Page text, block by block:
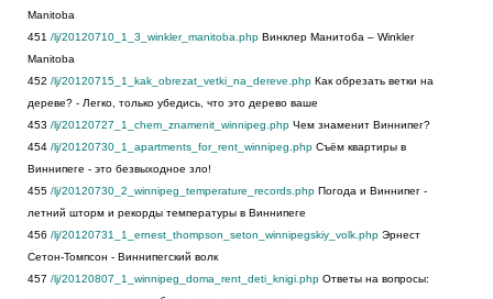
Manitoba
451 /lj/20120710_1_3_winkler_manitoba.php Винклер Манитоба – Winkler
Manitoba
452 /lj/20120715_1_kak_obrezat_vetki_na_dereve.php Как обрезать ветки на
дереве? - Легко, только убедись, что это дерево ваше
453 /lj/20120727_1_chem_znamenit_winnipeg.php Чем знаменит Виннипег?
454 /lj/20120730_1_apartments_for_rent_winnipeg.php Съём квартиры в
Виннипеге - это безвыходное зло!
455 /lj/20120730_2_winnipeg_temperature_records.php Погода и Виннипег -
летний шторм и рекорды температуры в Виннипеге
456 /lj/20120731_1_ernest_thompson_seton_winnipegskiy_volk.php Эрнест
Сетон-Томпсон - Виннипегский волк
457 /lj/20120807_1_winnipeg_doma_rent_deti_knigi.php Ответы на вопросы: